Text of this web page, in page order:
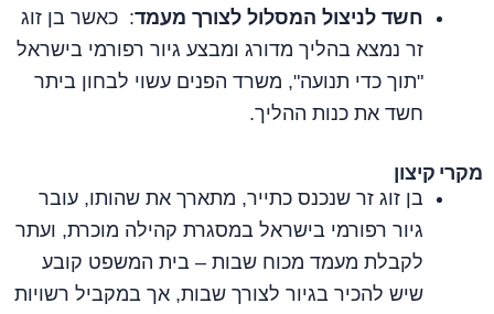
חשד לניצול המסלול לצורך מעמד: כאשר בן זוג
זר נמצא בהליך מדורג ומבצע גיור רפורמי בישראל
"תוך כדי תנועה", משרד הפנים עשוי לבחון ביתר
חשד את כנות ההליך.
מקרי קיצון
בן זוג זר שנכנס כתייר, מתארך את שהותו, עובר
גיור רפורמי בישראל במסגרת קהילה מוכרת, ועתר
לקבלת מעמד מכוח שבות – בית המשפט קובע
שיש להכיר בגיור לצורך שבות, אך במקביל רשויות